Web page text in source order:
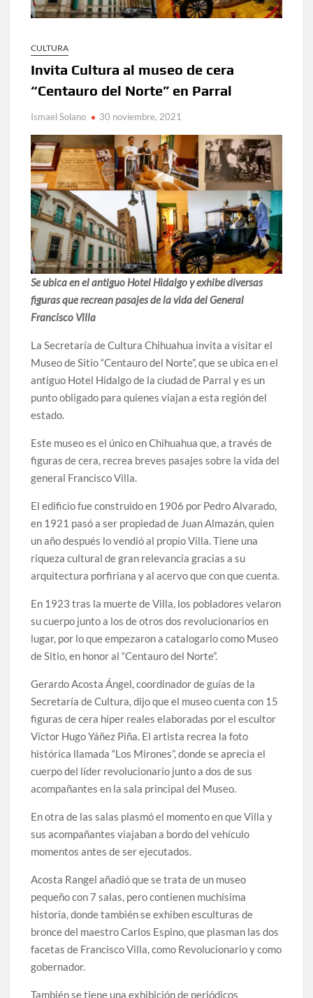
Invitan a participar en “Convocatoria UACH-SPAUACH
Lanza Municipio convocatoria “Chihuahua Deja Huella”
para convertir el arte local en identidad
Invitan a descubrir la escena cinematográfica del norte
Juárez y la capital
Conmemorará Casa Chihuahua el aniversario luctuoso de
Miguel Hidalgo
Continúa abierta la convocatoria para el Premio Indígena
Literario “Erasmo Palma”
Inaugura Municipio exposición “Horizontes Opuestos” en
el Aeropuerto Internacional de Chihuahua
Arranca Ofech su Temporada de Conciertos de Verano con
Invita Secretaría de Cultura al Festival Omáwari 2026 a
celebrarse en Delicias
Amplía Biblioteca Central “Carlos Montemayor”
CULTURA
Invita Cultura al museo de cera
“Centauro del Norte” en Parral
Ismael Solano 30 noviembre, 2021
Se ubica en el antiguo Hotel Hidalgo y exhibe diversas
figuras que recrean pasajes de la vida del General
Francisco Villa
La Secretaría de Cultura Chihuahua invita a visitar el
Museo de Sitio “Centauro del Norte”, que se ubica en el
antiguo Hotel Hidalgo de la ciudad de Parral y es un
punto obligado para quienes viajan a esta región del
estado.
Este museo es el único en Chihuahua que, a través de
figuras de cera, recrea breves pasajes sobre la vida del
general Francisco Villa.
El edificio fue construido en 1906 por Pedro Alvarado,
en 1921 pasó a ser propiedad de Juan Almazán, quien
un año después lo vendió al propio Villa. Tiene una
riqueza cultural de gran relevancia gracias a su
arquitectura porfiriana y al acervo que con que cuenta.
En 1923 tras la muerte de Villa, los pobladores velaron
su cuerpo junto a los de otros dos revolucionarios en
lugar, por lo que empezaron a catalogarlo como Museo
de Sitio, en honor al “Centauro del Norte”.
Gerardo Acosta Ángel, coordinador de guías de la
Secretaría de Cultura, dijo que el museo cuenta con 15
figuras de cera híper reales elaboradas por el escultor
Víctor Hugo Yáñez Piña. El artista recrea la foto
histórica llamada “Los Mirones”, donde se aprecia el
cuerpo del líder revolucionario junto a dos de sus
acompañantes en la sala principal del Museo.
En otra de las salas plasmó el momento en que Villa y
sus acompañantes viajaban a bordo del vehículo
momentos antes de ser ejecutados.
Acosta Rangel añadió que se trata de un museo
pequeño con 7 salas, pero contienen muchísima
historia, donde también se exhiben esculturas de
bronce del maestro Carlos Espino, que plasman las dos
facetas de Francisco Villa, como Revolucionario y como
gobernador.
También se tiene una exhibición de periódicos